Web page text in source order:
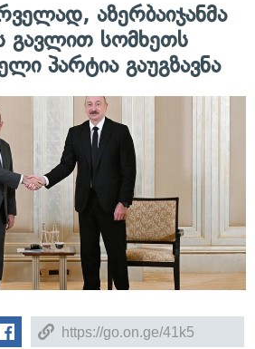
აზერბაიჯანმა
გავლით სომხეთს
პარტია გაუგზავნა